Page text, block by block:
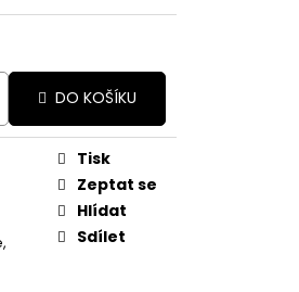
DO KOŠÍKU
Tisk
Zeptat se
Hlídat
Sdílet